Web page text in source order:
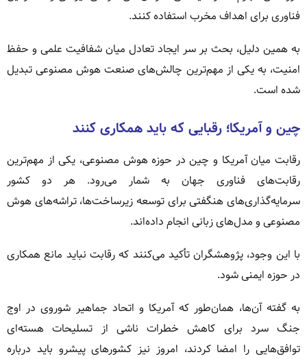
فناوری برای اهداف مخرب استفاده کنند.
به همین دلیل، بحث بر سر ایجاد تعادل میان شفافیت علمی و حفظ
امنیت، به یکی از مهم‌ترین چالش‌های صنعت هوش مصنوعی تبدیل
شده است.
چین و آمریکا؛ رقبایی که باید همکاری کنند
رقابت میان آمریکا و چین در حوزه هوش مصنوعی، یکی از مهم‌ترین
رقابت‌های فناوری جهان به شمار می‌رود. هر دو کشور
سرمایه‌گذاری‌های هنگفتی برای توسعه زیرساخت‌ها، تراشه‌های هوش
مصنوعی و مدل‌های زبانی انجام داده‌اند.
با این وجود، پژوهشگران تأکید می‌کنند که رقابت نباید مانع همکاری
در حوزه ایمنی شود.
به گفته آن‌ها، همان‌طور که آمریکا و اتحاد جماهیر شوروی در اوج
جنگ سرد برای کاهش خطرات ناشی از تسلیحات هسته‌ای
توافق‌هایی را امضا کردند، امروز نیز کشورهای پیشرو باید درباره